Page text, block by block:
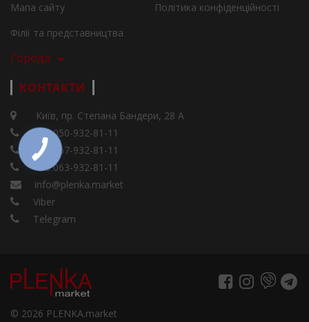
Мапа сайту
Політика конфіденційності
Філії та представництва
Города
КОНТАКТИ
Київ, пр. Степана Бандери, 28 А
+38 050-932-81-11
+38 067-932-81-11
+38 063-932-81-11
info@plenka.market
Viber
Telegram
© 2026 PLENKA.market